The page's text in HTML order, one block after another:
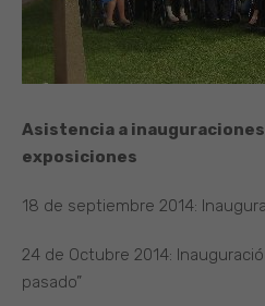
Asistencia a
exposiciones
18 de septiembre 2014:
24 de Octubre 2014:
pasado”